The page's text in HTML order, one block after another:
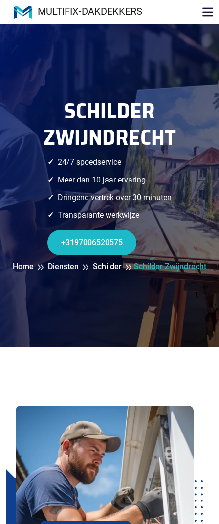
MULTIFIX-DAKDEKKERS
SCHILDER
ZWIJNDRECHT
24/7 spoedservice
Meer dan 10 jaar ervaring
Dringend vertrek over 30 minuten
Transparante werkwijze
+3197006520575
Home Diensten Schilder Schilder Zwijndrecht